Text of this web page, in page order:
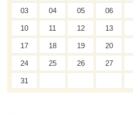
03 04 05 06
10 11 12 13
17 18 19 20
24 25 26 27
31